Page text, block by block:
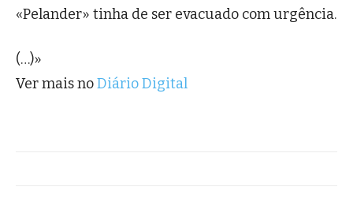
«Pelander» tinha de ser evacuado com urgência.
(…)»
Ver mais noDiário Digital